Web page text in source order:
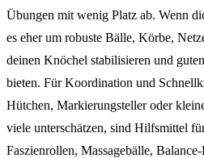
Übungen mit wenig Platz ab. Wenn
es eher um robuste Bälle, Körbe,
deinen Knöchel stabilisieren und
bieten. Für Koordination und
Hütchen, Markierungsteller oder
viele unterschätzen, sind Hilfsmittel
Faszienrollen, Massagebälle, Balance-